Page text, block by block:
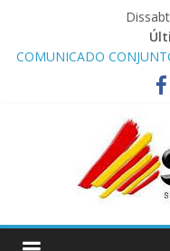
COMUNICADO
Comunicado STAC/ ATC
‘Esquadra del aeropuerto
Programa de Radio TAXI
STAC/ATC SOLICITAN
OPERATIVA DE
Programa de Radio TAXI